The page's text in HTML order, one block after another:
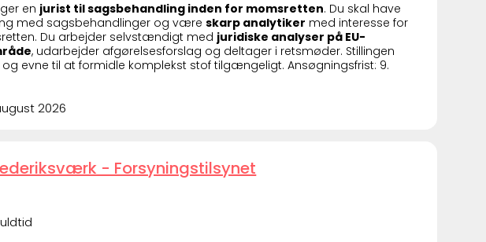
en jurist til sagsbehandling inden for momsretten. Du skal have
med sagsbehandlinger og væreskarp analytiker med interesse for
Du arbejder selvstændigt med juridiske analyser på EU-
, udarbejder afgørelsesforslag og deltager i retsmøder. Stillingen
evne til at formidle komplekst stof tilgængeligt. Ansøgningsfrist: 9.
2026
- Forsyningstilsynet